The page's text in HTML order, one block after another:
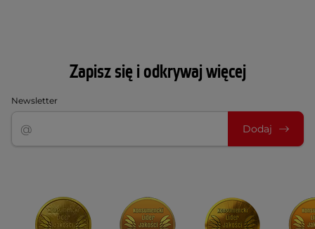
Zapisz się i odkrywaj więcej
Newsletter
Dodaj